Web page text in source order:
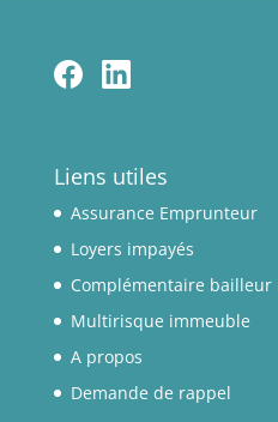
Liens utiles
Assurance Emprunteur
Loyers impayés
Complémentaire bailleur
Multirisque immeuble
A propos
Demande de rappel